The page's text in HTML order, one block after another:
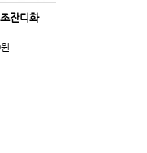
잔디화